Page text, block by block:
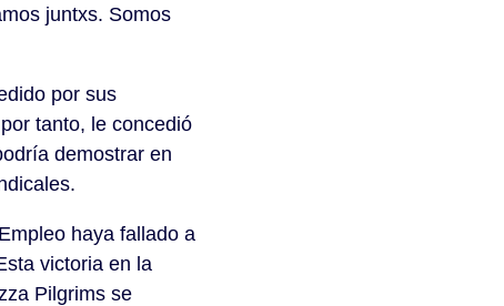
juntxs. Somos
por sus
tanto, le concedió
demostrar en
haya fallado a
victoria en la
Pilgrims se